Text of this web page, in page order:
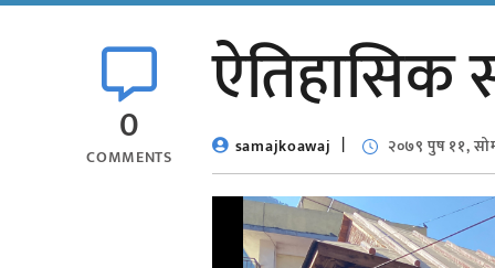
0
COMMENTS
ऐतिहासिक
samajkoawaj २०७९ पुष ११,